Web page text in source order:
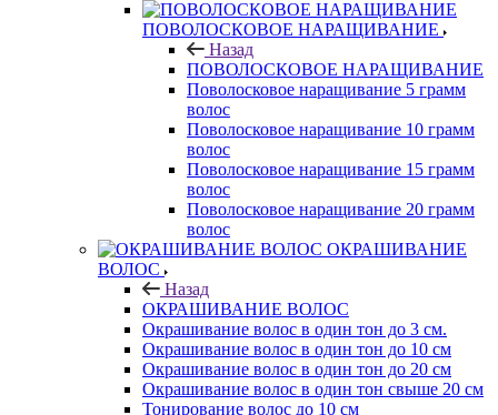
ПОВОЛОСКОВОЕ НАРАЩИВАНИЕ
Назад
ПОВОЛОСКОВОЕ НАРАЩИВАНИЕ
Поволосковое наращивание 5 грамм
волос
Поволосковое наращивание 10 грамм
волос
Поволосковое наращивание 15 грамм
волос
Поволосковое наращивание 20 грамм
волос
ОКРАШИВАНИЕ
ВОЛОС
Назад
ОКРАШИВАНИЕ ВОЛОС
Окрашивание волос в один тон до 3 см.
Окрашивание волос в один тон до 10 см
Окрашивание волос в один тон до 20 см
Окрашивание волос в один тон свыше 20 см
Тонирование волос до 10 см